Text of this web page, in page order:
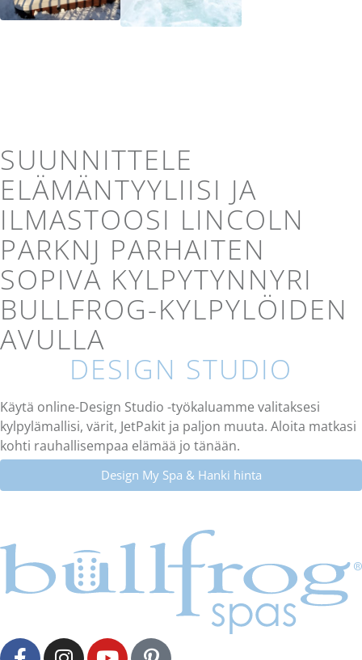
SUUNNITTELE
ELÄMÄNTYYLIISI JA
ILMASTOOSI LINCOLN
PARKNJ PARHAITEN
SOPIVA KYLPYTYNNYRI
BULLFROG-KYLPYLÖIDEN
AVULLA
DESIGN STUDIO
Käytä online-Design Studio -työkaluamme valitaksesi
kylpylämallisi, värit, JetPakit ja paljon muuta. Aloita matkasi
kohti rauhallisempaa elämää jo tänään.
Design My Spa & Hanki hinta